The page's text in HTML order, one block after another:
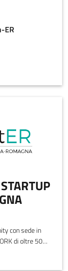
ER
con sede in
di oltre 50